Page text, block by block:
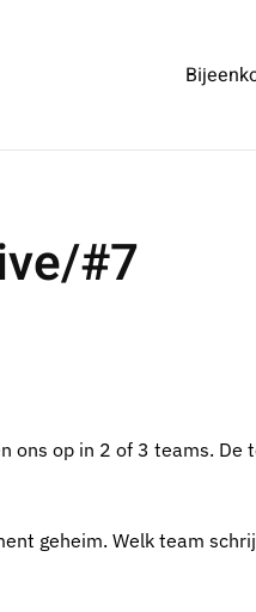
#7
ons op in 2 of 3 teams.
geheim. Welk team